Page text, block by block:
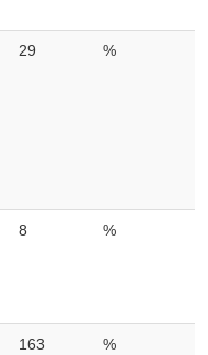
29 %
8 %
163 %